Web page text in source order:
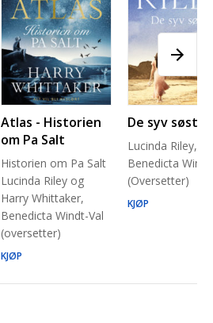
Atlas - Historien
om Pa Salt
Historien om Pa Salt
Lucinda Riley og
Harry Whittaker,
Benedicta Windt-Val
(oversetter)
KJØP
De syv søstre
Lucinda Riley,
Benedicta
(Oversetter)
KJØP